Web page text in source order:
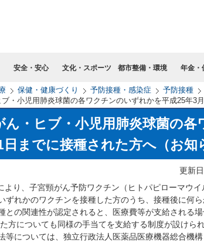
安全・安心 文化・スポーツ 都市整備・環境 年金・
保健・健康づくり 予防接種・感染症
予防接種
・小児用肺炎球菌の各ワクチンのいずれかを平成25年3
・ヒブ・小児用肺炎球菌の各
までに接種された方へ（お知
更新
り、子宮頸がん予防ワクチン（ヒトパピローマウイ
ずれかのワクチンを接種した方のうち、接種後に何
の関連性が認定されると、医療費等が支給される場
方についても同様の手当てを支給する制度が設けられ
については、独立行政法人医薬品医療機器総合機